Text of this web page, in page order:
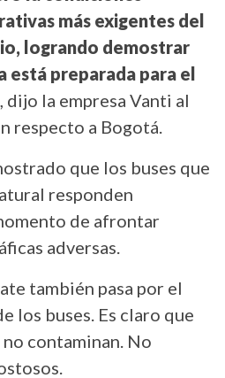
más exigentes del
logrando demostrar
está preparada para el
, dijo la empresa Vanti al
respecto a Bogotá.
que los buses que
responden
de afrontar
adversas.
también pasa por el
los buses. Es claro que
contaminan. No